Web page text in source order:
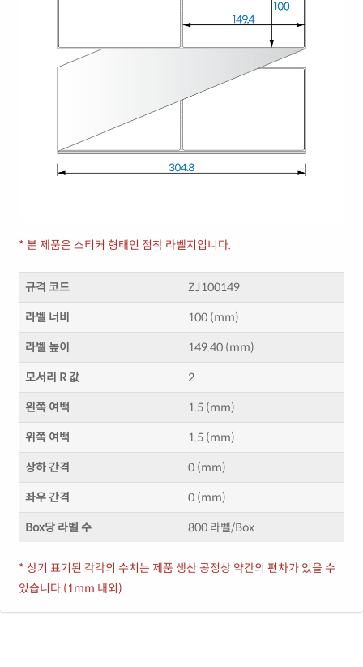
* 본 제품은 스티커 형태인 점착 라벨지입니다.
규격 코드 ZJ100149
라벨 너비 100 (mm)
라벨 높이 149.40 (mm)
모서리 R 값 2
왼쪽 여백 1.5 (mm)
위쪽 여백 1.5 (mm)
상하 간격 0 (mm)
좌우 간격 0 (mm)
Box당 라벨 수 800 라벨/Box
* 상기 표기된 각각의 수치는 제품 생산 공정상 약간의 편차가 있을 수
있습니다.(1mm 내외)